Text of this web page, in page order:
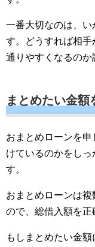
一番大切なのは、
す。どうすれば相
通りやすくなるのか
まとめたい金額
おまとめローンを
けているのかをし
す。
おまとめローンは
ので、総借入額を正
もしまとめたい金